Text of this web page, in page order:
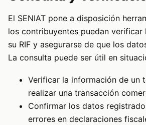
El SENIAT pone a disposición
los contribuyentes puedan verificar
su RIF y asegurarse de que los
La consulta puede ser útil en
Verificar la información de un
realizar una transacción
Confirmar los datos
errores en declaraciones